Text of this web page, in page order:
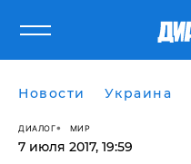
Новости Украина
ДИАЛОГ МИР
7 июля 2017, 19:59